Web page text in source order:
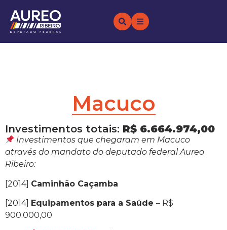
Macuco
Investimentos totais: R$ 6.664.974,00
Investimentos que chegaram em Macuco
através do mandato do deputado federal Aureo
Ribeiro:
[2014] Caminhão Caçamba
[2014] Equipamentos para a Saúde – R$
900.000,00